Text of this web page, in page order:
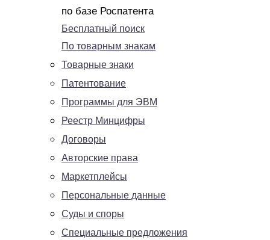
по базе Роспатента
Бесплатный поиск
По товарным знакам
Товарные знаки
Патентование
Программы для ЭВМ
Реестр Минцифры
Договоры
Авторские права
Маркетплейсы
Персональные данные
Суды и споры
Специальные предложения